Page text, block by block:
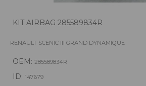
KIT AIRBAG 285589834R
RENAULT SCENIC III GRAND DYNAMIQUE
OEM: 285589834R
ID: 147679